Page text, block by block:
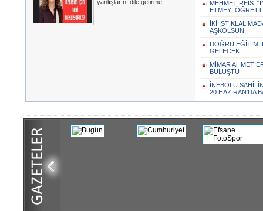
yanlışlarını dile getirme...
MEHMET REİS:
ETMEYİ
İKİ İSTİKLAL
AŞKOLSUN!
DOĞRU EĞİTİM,
GELECEK
MİMAR AHMET
BULUŞTU
İNEBOLU
20 HAZİRAN'DA